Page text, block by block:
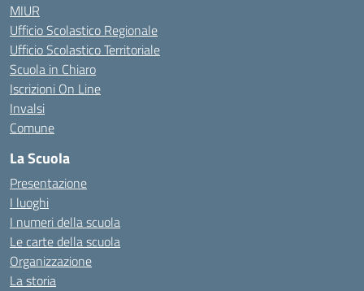
MIUR
Ufficio Scolastico Regionale
Ufficio Scolastico Territoriale
Scuola in Chiaro
Iscrizioni On Line
Invalsi
Comune
La Scuola
Presentazione
I luoghi
I numeri della scuola
Le carte della scuola
Organizzazione
La storia